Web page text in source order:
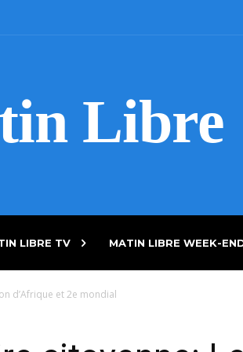
Libre
LIBRE TV MATIN LIBRE WEEK-
d’Afrique et 2e mondial